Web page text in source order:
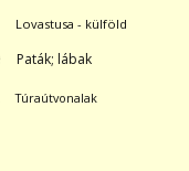
Lovastusa - külföld
Paták; lábak
Túraútvonalak